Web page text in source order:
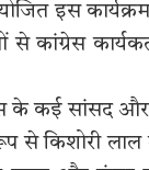
इस
कांग्रेस
कई सांसद और
से किशोरी लाल